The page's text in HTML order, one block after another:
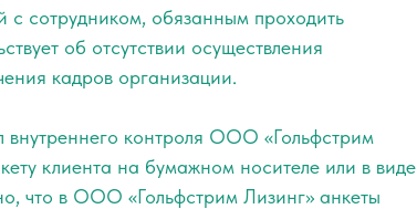
с сотрудником, обязанным проходить
об отсутствии осуществления
кадров организации.
внутреннего контроля ООО «Гольфстрим
клиента на бумажном носителе или в виде
что в ООО «Гольфстрим Лизинг» анкеты